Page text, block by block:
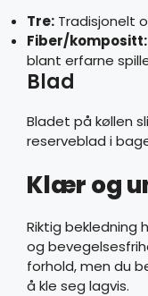
Tre: Tradisjonelt
Fiber/kompositt:
blant erfarne
Blad
Bladet på køllen
reserveblad i
Klær og
Riktig bekledning
og
forhold, men du
å kle seg lagvis.